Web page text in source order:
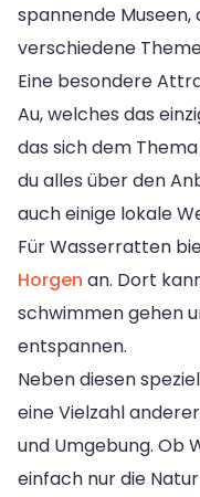
spannende Museen,
verschiedene
Eine besondere
Au, welches das
das sich dem
du alles über den
auch einige lokale
Für Wasserratten
Horgen an. Dort
schwimmen gehen
entspannen.
Neben diesen
eine Vielzahl
und Umgebung. Ob
einfach nur die